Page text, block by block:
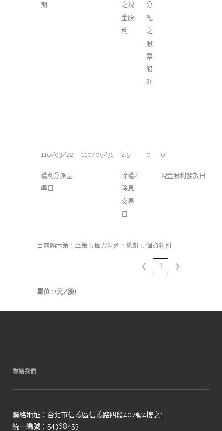
期
之現
金股
利
分
配
之
股
票
股
利
110/03/22 110/05/31 2.5 0 0
權利分派基
準日
除權/
除息
交易
日
現金股利發放日
目前顯示第 1 至第 5 個資料列，總計 5 個資料列
❮ 1 ❯
單位 : (元/股)
聯絡我們
聯絡地址：台北市信義區信義路四段407號4樓之1
統一編號：54368453